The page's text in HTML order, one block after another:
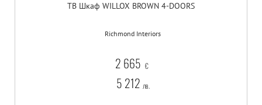
ТВ Шкаф WILLOX BROWN 4-DOORS
Richmond Interiors
2 665 €
5 212 лв.